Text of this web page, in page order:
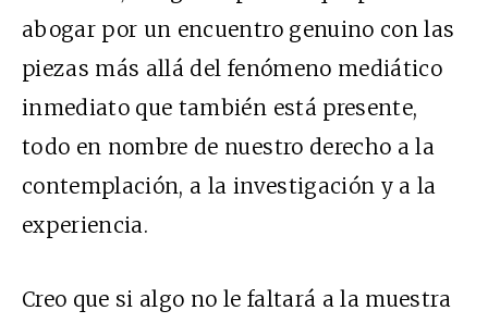
abogar por un encuentro genuino con las
piezas más allá del fenómeno mediático
inmediato que también está presente,
todo en nombre de nuestro derecho a la
contemplación, a la investigación y a la
experiencia.
Creo que si algo no le faltará a la muestra